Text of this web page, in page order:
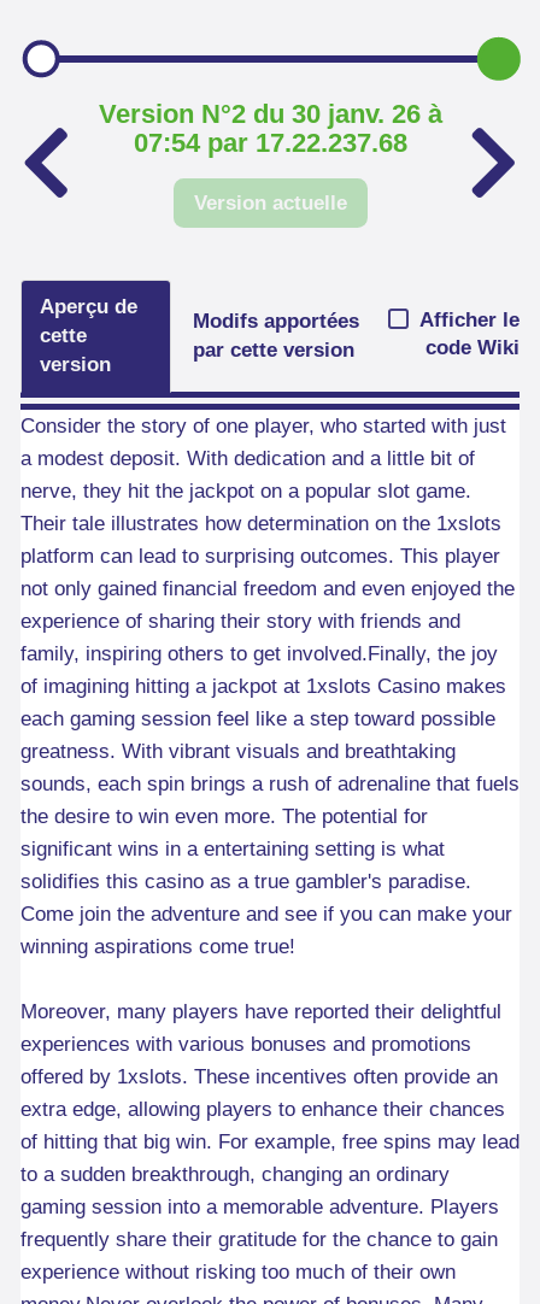
Version N°2 du 30 janv. 26 à
07:54 par 17.22.237.68
Version actuelle
Aperçu de
cette
version
Modifs apportées
par cette version
Afficher le
code Wiki